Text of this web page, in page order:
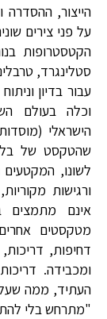
הייצור,
על פני צירים
הקטסטרופות
סטלינגרד,
עבור בדיון
וכלה בעולם
הישראלי
שהטקסט של
לשונו,
ורגישות
אינם מתמצים
מטקסטים
דחיפות,
ומכבידה.
העתיד, ממה
"מתרחש בלי